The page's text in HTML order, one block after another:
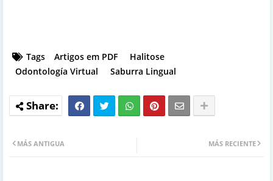
Tags Artigos em PDF
Halitose
Odontología Virtual
Saburra Lingual
MÁS RECIENTE
MÁS ANTIGUA